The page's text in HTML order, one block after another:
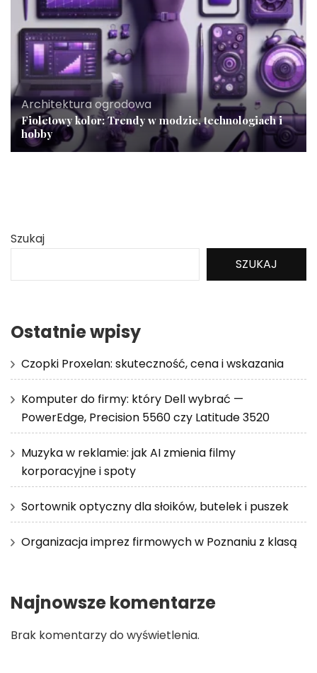
Architektura ogrodowa
Fioletowy kolor: Trendy w modzie, technologiach i
hobby
Szukaj
SZUKAJ
Ostatnie wpisy
Czopki Proxelan: skuteczność, cena i wskazania
Komputer do firmy: który Dell wybrać —
PowerEdge, Precision 5560 czy Latitude 3520
Muzyka w reklamie: jak AI zmienia filmy
korporacyjne i spoty
Sortownik optyczny dla słoików, butelek i puszek
Organizacja imprez firmowych w Poznaniu z klasą
Najnowsze komentarze
Brak komentarzy do wyświetlenia.